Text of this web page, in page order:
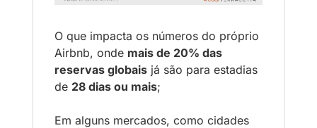
O que impacta os números do próprio
Airbnb, onde mais de 20% das
reservas globais já são para estadias
de 28 dias ou mais;
Em alguns mercados, como cidades